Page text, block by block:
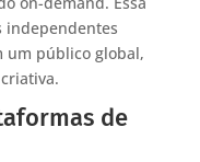
independentes
um público global,
de